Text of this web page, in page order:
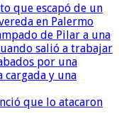
que escapó de un
en Palermo
de Pilar a una
salió a trabajar
por una
cargada y una
que lo atacaron